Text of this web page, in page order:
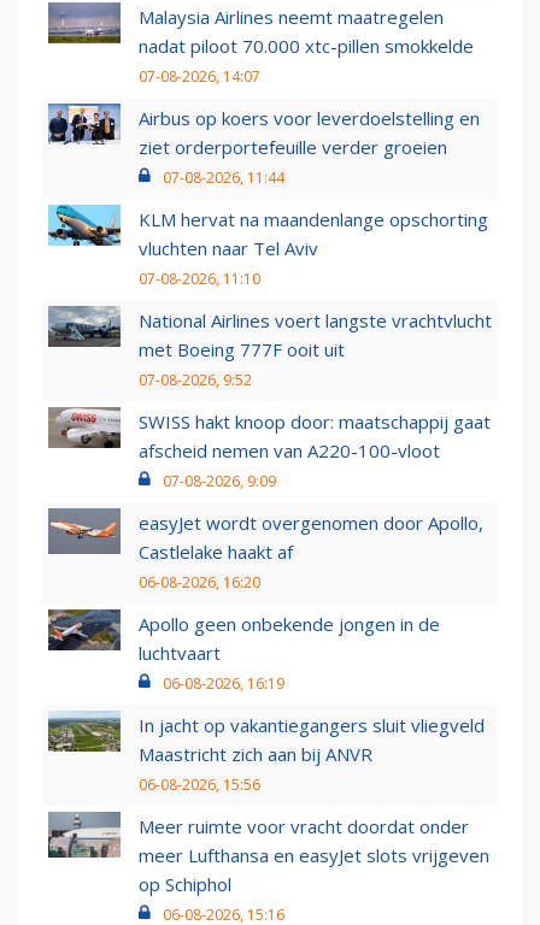
Malaysia Airlines neemt maatregelen
nadat piloot 70.000 xtc-pillen smokkelde
07-08-2026, 14:07
Airbus op koers voor leverdoelstelling en
ziet orderportefeuille verder groeien
07-08-2026, 11:44
KLM hervat na maandenlange opschorting
vluchten naar Tel Aviv
07-08-2026, 11:10
National Airlines voert langste vrachtvlucht
met Boeing 777F ooit uit
07-08-2026, 9:52
SWISS hakt knoop door: maatschappij gaat
afscheid nemen van A220-100-vloot
07-08-2026, 9:09
easyJet wordt overgenomen door Apollo,
Castlelake haakt af
06-08-2026, 16:20
Apollo geen onbekende jongen in de
luchtvaart
06-08-2026, 16:19
In jacht op vakantiegangers sluit vliegveld
Maastricht zich aan bij ANVR
06-08-2026, 15:56
Meer ruimte voor vracht doordat onder
meer Lufthansa en easyJet slots vrijgeven
op Schiphol
06-08-2026, 15:16